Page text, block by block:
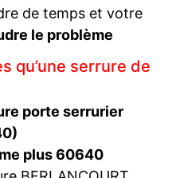
de temps et votre
le problème
qu’une serrure de
porte serrurier
plus 60640